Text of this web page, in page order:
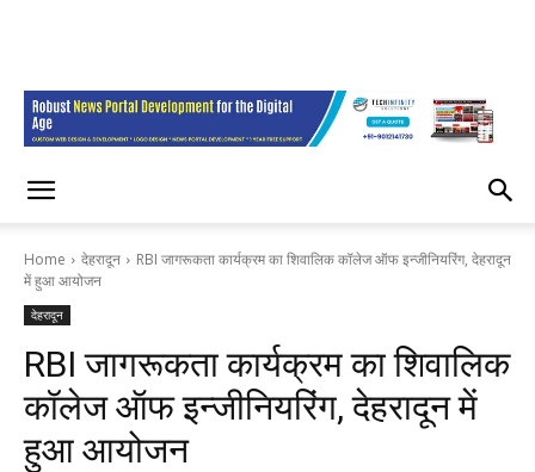
Home देहरादून
RBI जागरूकता कार्यक्रम का शिवालिक कॉलेज ऑफ इन्जीनियरिंग, देहरादून
में हुआ आयोजन
देहरादून
RBI जागरूकता कार्यक्रम का शिवालिक
कॉलेज ऑफ इन्जीनियरिंग, देहरादून में
हुआ आयोजन